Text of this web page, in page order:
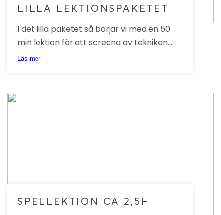
LILLA LEKTIONSPAKETET
I det lilla paketet så börjar vi med en 50
min lektion för att screena av tekniken
och lägga upp en träningsplan.
Läs mer
SPELLEKTION CA 2,5H